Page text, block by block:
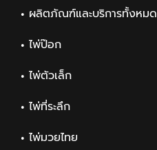
ผลิตภัณฑ์และบริการทั้งหมด
ไพ่ป๊อก
ไพ่ตัวเล็ก
ไพ่ที่ระลึก
ไพ่มวยไทย